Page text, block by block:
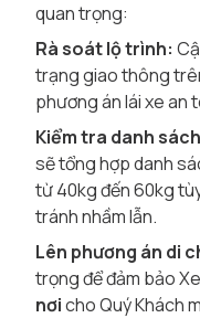
quan trọng:
Rà soát lộ trình:
trạng giao thông
phương án lái xe an
Kiểm tra danh
sẽ tổng hợp danh
từ 40kg đến 60kg
tránh nhầm lẫn.
Lên phương án di
trọng để đảm bảo
nơicho Quý Khách